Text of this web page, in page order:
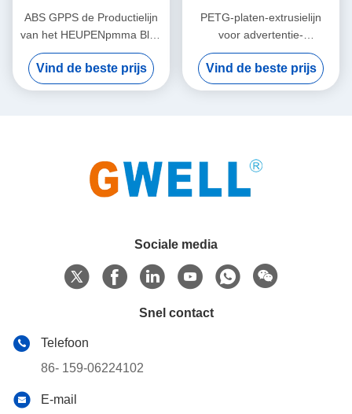
ABS GPPS de Productielijn
van het HEUPENpmma Blad
voor de Dienbladen van het
Ladenafvoerkanaal
Vind de beste prijs
PETG-platen-extrusielijn
voor advertentie-
afbeeldingen in kasten
Vind de beste prijs
Sociale media
Snel contact
Telefoon
86- 159-06224102
E-mail